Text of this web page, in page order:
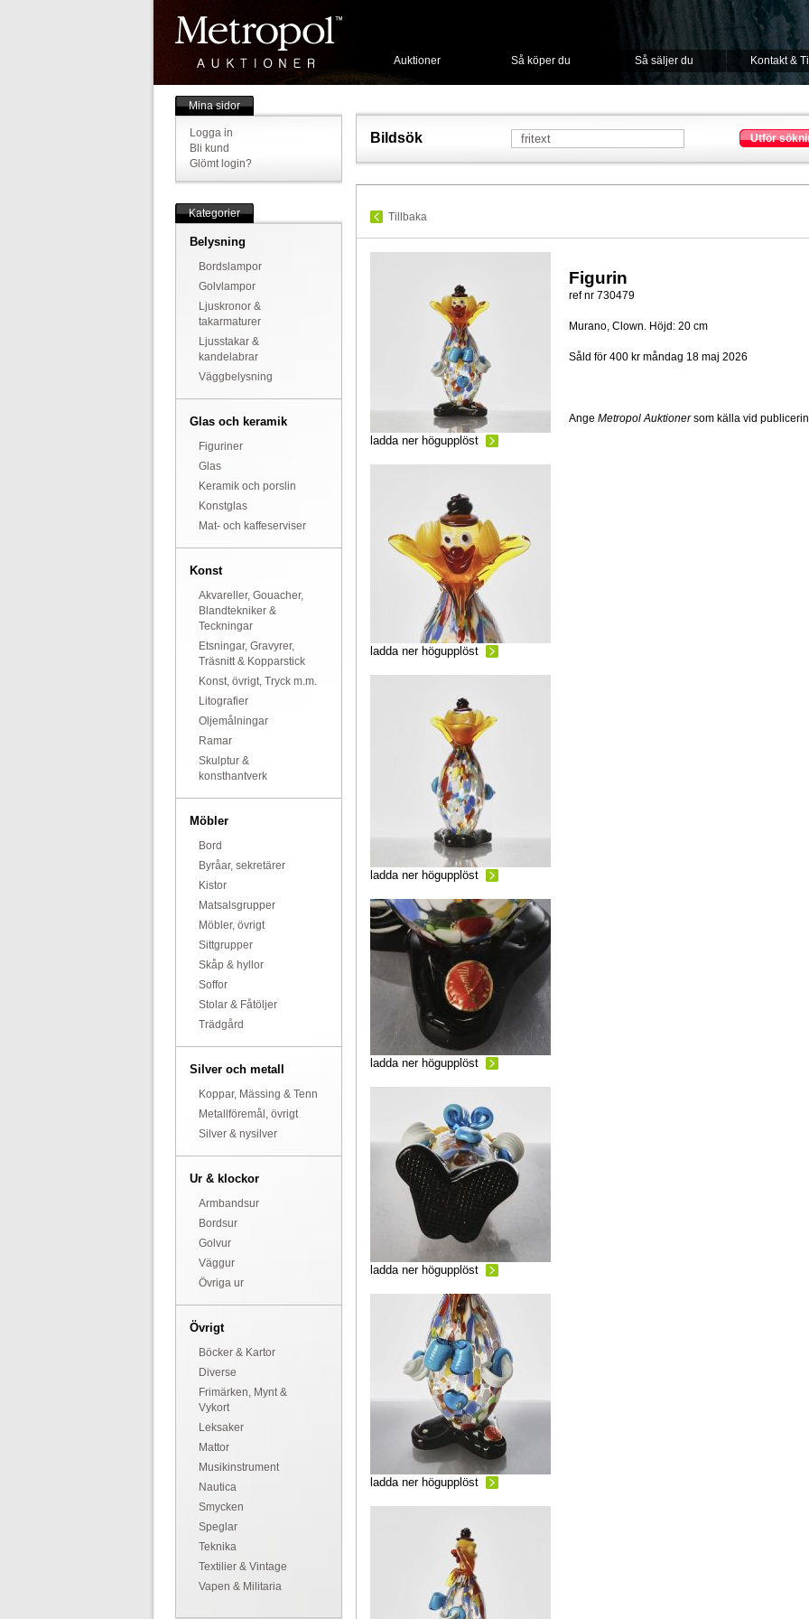
Auktioner Så köper du Så säljer du Kontakt &
Mina sidor
Logga in
Bli kund
Glömt login?
Kategorier
Belysning
Bordslampor
Golvlampor
Ljuskronor &
takarmaturer
Ljusstakar &
kandelabrar
Väggbelysning
Glas och keramik
Figuriner
Glas
Keramik och porslin
Konstglas
Mat- och kaffeserviser
Konst
Akvareller, Gouacher,
Blandtekniker &
Teckningar
Etsningar, Gravyrer,
Träsnitt & Kopparstick
Konst, övrigt, Tryck m.m.
Litografier
Oljemålningar
Ramar
Skulptur &
konsthantverk
Möbler
Bord
Byråar, sekretärer
Kistor
Matsalsgrupper
Möbler, övrigt
Sittgrupper
Skåp & hyllor
Soffor
Stolar & Fåtöljer
Trädgård
Silver och metall
Koppar, Mässing & Tenn
Metallföremål, övrigt
Silver & nysilver
Ur & klockor
Armbandsur
Bordsur
Golvur
Väggur
Övriga ur
Övrigt
Böcker & Kartor
Diverse
Frimärken, Mynt &
Vykort
Leksaker
Mattor
Musikinstrument
Nautica
Smycken
Speglar
Teknika
Textilier & Vintage
Vapen & Militaria
Bildsök Utför
Tillbaka
ladda ner högupplöst
ladda ner högupplöst
ladda ner högupplöst
ladda ner högupplöst
ladda ner högupplöst
ladda ner högupplöst
Figurin
ref nr 730479
Murano, Clown. Höjd: 20 cm
Såld för 400 krmåndag 18 maj 2026
Ange Metropol Auktionersom källa vid